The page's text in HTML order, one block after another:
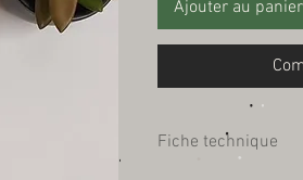
Ajouter au panier
Fiche technique